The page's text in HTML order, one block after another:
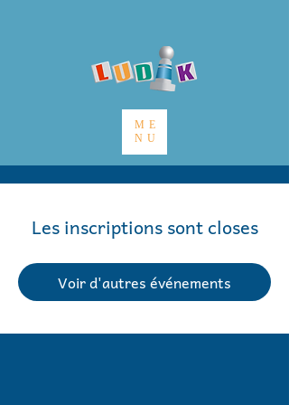
ME
NU
Les inscriptions sont closes
Voir d'autres événements